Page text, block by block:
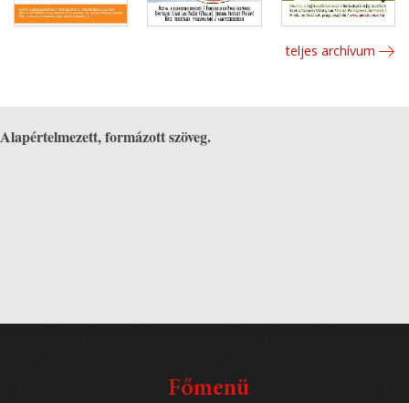
teljes archívum
Alapértelmezett, formázott szöveg.
Főmenü